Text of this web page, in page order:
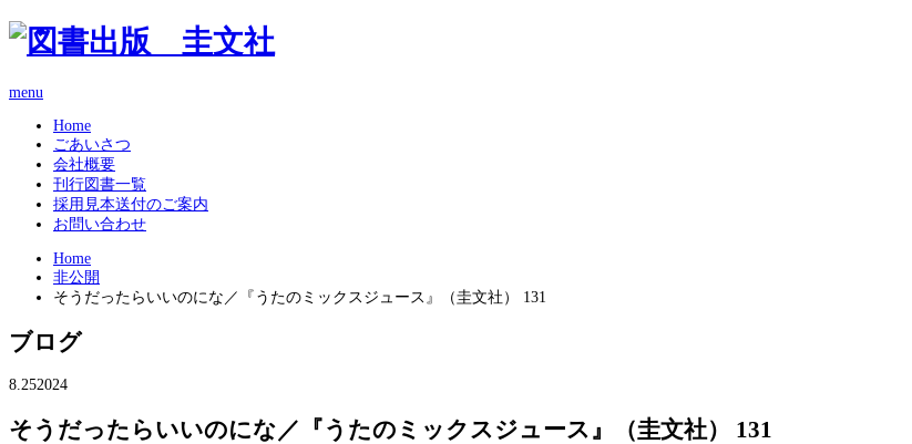
menu
Home
ごあいさつ
会社概要
刊行図書一覧
採用見本送付のご案内
お問い合わせ
Home
非公開
そうだったらいいのにな／『うたのミックスジュース』（圭文社） 131
ブログ
8.252024
そうだったらいいのにな／『うたのミックスジュース』（圭文社） 131